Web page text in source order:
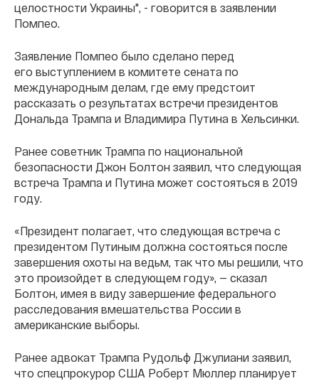
целостности Украины", - говорится в заявлении
Помпео.
Заявление Помпео было сделано перед
его выступлением в комитете сената по
международным делам, где ему предстоит
рассказать о результатах встречи президентов
Дональда Трампа и Владимира Путина в Хельсинки.
Ранее советник Трампа по национальной
безопасности Джон Болтон заявил, что следующая
встреча Трампа и Путина может состояться в 2019
году.
«Президент полагает, что следующая встреча с
президентом Путиным должна состояться после
завершения охоты на ведьм, так что мы решили, что
это произойдет в следующем году», — сказал
Болтон, имея в виду завершение федерального
расследования вмешательства России в
американские выборы.
Ранее адвокат Трампа Рудольф Джулиани заявил,
что спецпрокурор США Роберт Мюллер планирует